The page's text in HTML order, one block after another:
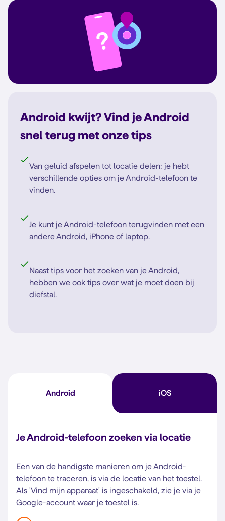
Android kwijt? Vind je Android
snel terug met onze tips
Van geluid afspelen tot locatie delen: je hebt
verschillende opties om je Android-telefoon te
vinden.
Je kunt je Android-telefoon terugvinden met een
andere Android, iPhone of laptop.
Naast tips voor het zoeken van je Android,
hebben we ook tips over wat je moet doen bij
diefstal.
Android iOS
Je Android-telefoon zoeken via locatie
Een van de handigste manieren om je Android-
telefoon te traceren, is via de locatie van het toestel.
Als 'Vind mijn apparaat' is ingeschakeld, zie je via je
Google-account waar je toestel is.